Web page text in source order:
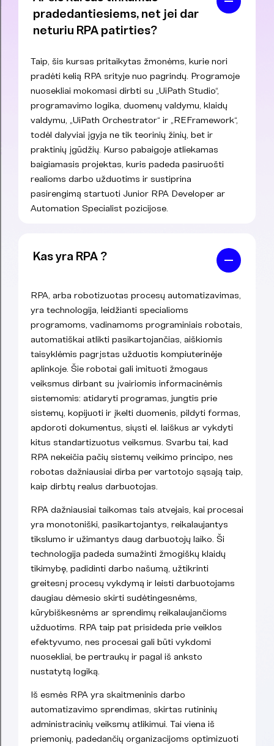
pradedantiesiems, net jei dar
neturiu RPA patirties?
Taip, šis kursas pritaikytas žmonėms, kurie nori
pradėti kelią RPA srityje nuo pagrindų. Programoje
nuosekliai mokomasi dirbti su „UiPath Studio“,
programavimo logika, duomenų valdymu, klaidų
valdymu, „UiPath Orchestrator“ ir „REFramework“,
todėl dalyviai įgyja ne tik teorinių žinių, bet ir
praktinių įgūdžių. Kurso pabaigoje atliekamas
baigiamasis projektas, kuris padeda pasiruošti
realioms darbo užduotims ir sustiprina
pasirengimą startuoti Junior RPA Developer ar
Automation Specialist pozicijose.
Kas yra RPA ?
RPA, arba robotizuotas procesų automatizavimas,
yra technologija, leidžianti specialioms
programoms, vadinamoms programiniais robotais,
automatiškai atlikti pasikartojančias, aiškiomis
taisyklėmis pagrįstas užduotis kompiuterinėje
aplinkoje. Šie robotai gali imituoti žmogaus
veiksmus dirbant su įvairiomis informacinėmis
sistemomis: atidaryti programas, jungtis prie
sistemų, kopijuoti ir įkelti duomenis, pildyti formas,
apdoroti dokumentus, siųsti el. laiškus ar vykdyti
kitus standartizuotus veiksmus. Svarbu tai, kad
RPA nekeičia pačių sistemų veikimo principo, nes
robotas dažniausiai dirba per vartotojo sąsają taip,
kaip dirbtų realus darbuotojas.
RPA dažniausiai taikomas tais atvejais, kai procesai
yra monotoniški, pasikartojantys, reikalaujantys
tikslumo ir užimantys daug darbuotojų laiko. Ši
technologija padeda sumažinti žmogiškų klaidų
tikimybę, padidinti darbo našumą, užtikrinti
greitesnį procesų vykdymą ir leisti darbuotojams
daugiau dėmesio skirti sudėtingesnėms,
kūrybiškesnėms ar sprendimų reikalaujančioms
užduotims. RPA taip pat prisideda prie veiklos
efektyvumo, nes procesai gali būti vykdomi
nuosekliai, be pertraukų ir pagal iš anksto
nustatytą logiką.
Iš esmės RPA yra skaitmeninis darbo
automatizavimo sprendimas, skirtas rutininių
administracinių veiksmų atlikimui. Tai viena iš
priemonių, padedančių organizacijoms optimizuoti